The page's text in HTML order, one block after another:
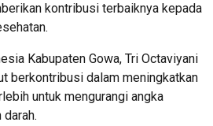
kontribusi terbaiknya kepada
Kabupaten Gowa, Tri Octaviyani
berkontribusi dalam meningkatkan
untuk mengurangi angka